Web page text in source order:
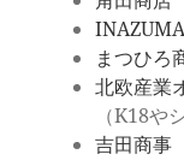
まつひろ
北欧産業
（K18や
吉田商事